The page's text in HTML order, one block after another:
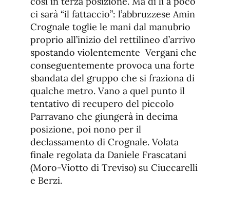
ci sarà “il fattaccio”: l’abbruzzese Amin
Crognale toglie le mani dal manubrio
proprio all’inizio del rettilineo d’arrivo
spostando violentemente Vergani che
conseguentemente provoca una forte
sbandata del gruppo che si fraziona di
qualche metro. Vano a quel punto il
tentativo di recupero del piccolo
Parravano che giungerà in decima
posizione, poi nono per il
declassamento di Crognale. Volata
finale regolata da Daniele Frascatani
(Moro-Viotto di Treviso) su Ciuccarelli
e Berzi.